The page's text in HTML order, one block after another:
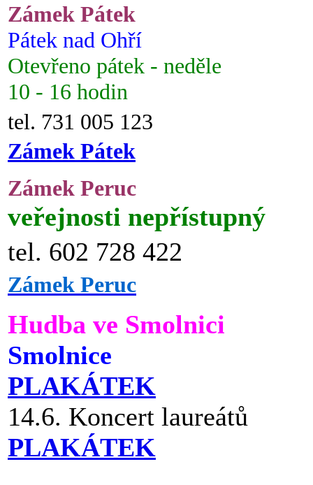
Zámek Pátek
Pátek nad Ohří
Otevřeno pátek - neděle
10 - 16 hodin
tel. 731 005 123
Zámek Pátek
Zámek Peruc
veřejnosti nepřístupný
tel. 602 728 422
Zámek Peruc
Hudba ve Smolnici
Smolnice
PLAKÁTEK
14.6. Koncert laureátů
PLAKÁTEK